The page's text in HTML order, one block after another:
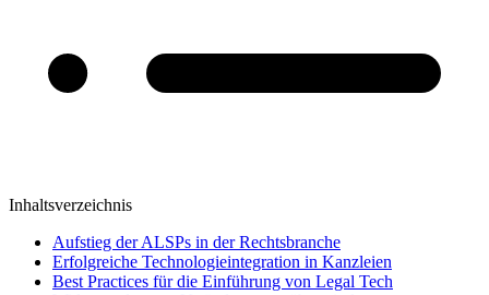
Inhaltsverzeichnis
Aufstieg der ALSPs in der Rechtsbranche
Erfolgreiche Technologieintegration in Kanzleien
Best Practices für die Einführung von Legal Tech